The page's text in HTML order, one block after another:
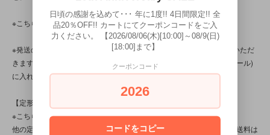
※こちらの商品は、中古・ヴィンテージ品です。
※発送の際、ぬいぐるみはプチプチ(エアパッキン/緩衝材)を省かせていただ
きます。透明袋(ＯＰＰ袋)に本体を入れ、紙袋(場合によってはダンボール)
に入れてお送りいたします。
【定形外対応商品】
※こちらの商品は【サイズ規格外・(9)～250gまで】です。
他の定形外対応商品と複数購入される場合は、サイズや重量によって送料は
日頃の感謝を込めて･･･ 年に1度!! 4日間限定!! 全
品20％OFF!! カートにてクーポンコードをご入
力ください。 【2026/08/06(木)[10:00]～08/9(日)
[18:00]まで】
クーポンコード
2026
コードをコピー